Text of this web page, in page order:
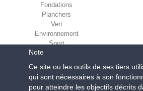
Fondations
Planchers
Vert
Environnement
Sport
CORPORATE
Conditions d’utilisation
Conditions de vente
Note
Ce site ou les outils de ses tiers
qui sont nécessaires à son
pour atteindre les objectifs décrits